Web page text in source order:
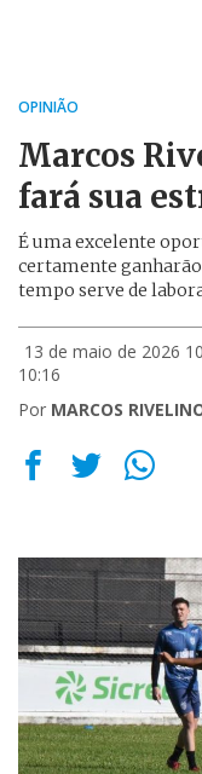
OPINIÃO
Marcos
fará sua
É uma excelente
certamente
tempo serve de
13 de maio de 2026
10:16
Por MARCOS